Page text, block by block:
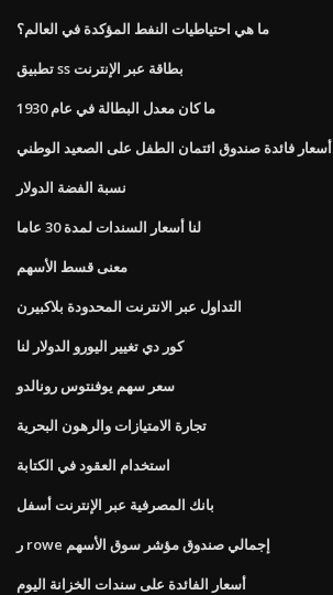
ما هي احتياطيات النفط المؤكدة في العالم؟
تطبيق ss بطاقة عبر الإنترنت
ما كان معدل البطالة في عام 1930
أسعار فائدة صندوق ائتمان الطفل على الصعيد الوطني
نسبة الفضة الدولار
لنا أسعار السندات لمدة 30 عاما
معنى قسط الأسهم
التداول عبر الانترنت المحدودة بلاكبيرن
كور دي تغيير اليورو الدولار لنا
سعر سهم يوفنتوس رونالدو
تجارة الامتيازات والرهون البحرية
استخدام العقود في الكتابة
بانك المصرفية عبر الإنترنت أسفل
ر rowe إجمالي صندوق مؤشر سوق الأسهم
أسعار الفائدة على سندات الخزانة اليوم